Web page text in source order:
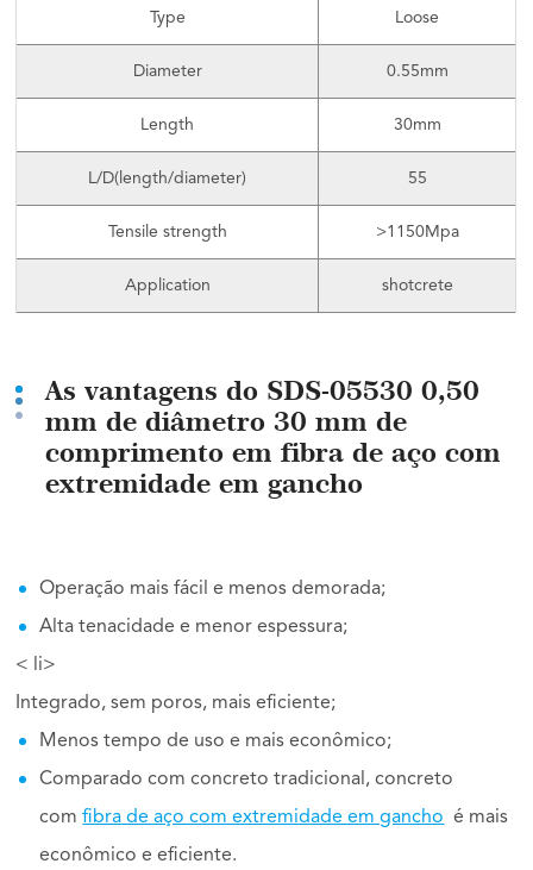
Type Loose
Diameter 0.55mm
Length 30mm
L/D(length/diameter) 55
Tensile strength >1150Mpa
Application shotcrete
As vantagens do SDS-05530 0,50
mm de diâmetro 30 mm de
comprimento em fibra de aço com
extremidade em gancho
Operação mais fácil e menos demorada;
Alta tenacidade e menor espessura;
< li>
Integrado, sem poros, mais eficiente;
Menos tempo de uso e mais econômico;
Comparado com concreto tradicional, concreto
comfibra de aço com extremidade em gancho é mais
econômico e eficiente.